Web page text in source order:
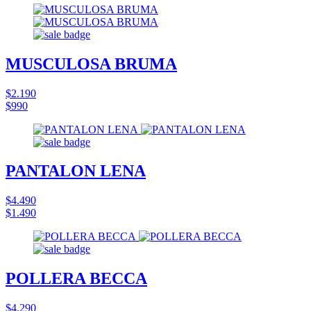
MUSCULOSA BRUMA
$2.190
$990
PANTALON LENA
$4.490
$1.490
POLLERA BECCA
$4.290